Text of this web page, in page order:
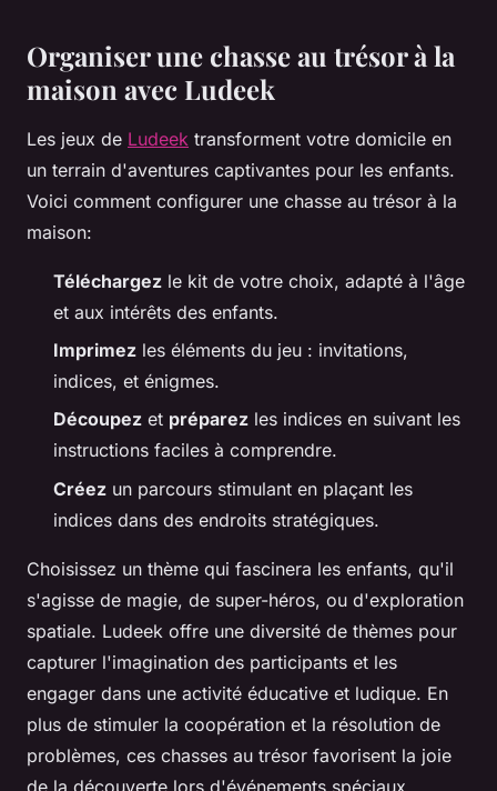
Organiser une chasse au trésor à la
maison avec Ludeek
Les jeux de Ludeek transforment votre domicile en
un terrain d'aventures captivantes pour les enfants.
Voici comment configurer une chasse au trésor à la
maison:
Téléchargez le kit de votre choix, adapté à l'âge
et aux intérêts des enfants.
Imprimez les éléments du jeu : invitations,
indices, et énigmes.
Découpez et préparez les indices en suivant les
instructions faciles à comprendre.
Créez un parcours stimulant en plaçant les
indices dans des endroits stratégiques.
Choisissez un thème qui fascinera les enfants, qu'il
s'agisse de magie, de super-héros, ou d'exploration
spatiale. Ludeek offre une diversité de thèmes pour
capturer l'imagination des participants et les
engager dans une activité éducative et ludique. En
plus de stimuler la coopération et la résolution de
problèmes, ces chasses au trésor favorisent la joie
de la découverte lors d'événements spéciaux